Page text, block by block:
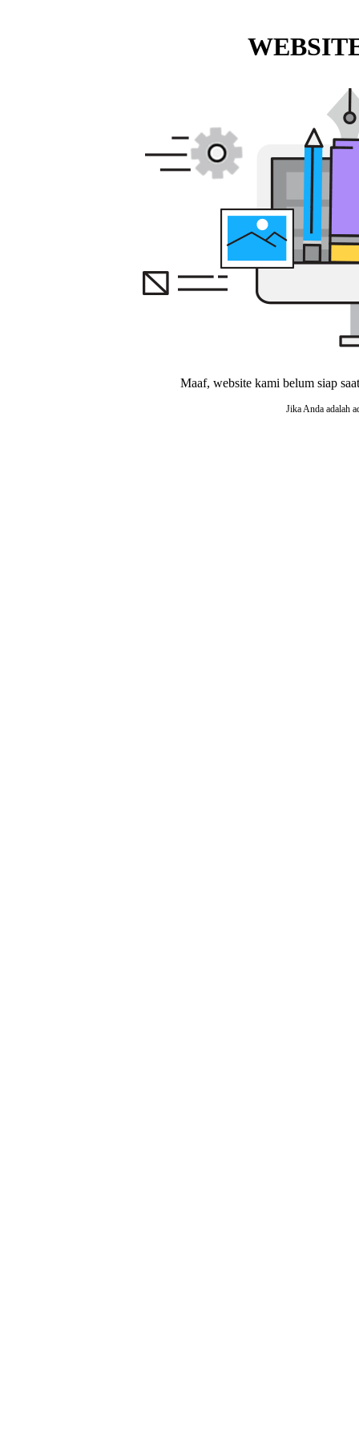
Maaf, website kami belum siap
Jika Anda adalah